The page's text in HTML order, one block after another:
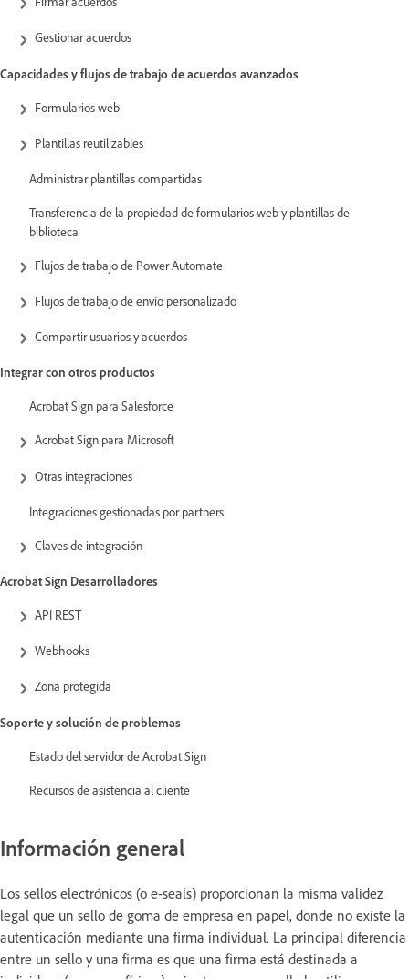
Gestionar acuerdos
Capacidades y flujos de trabajo de acuerdos avanzados
Formularios web
Plantillas reutilizables
Administrar plantillas compartidas
Transferencia de la propiedad de formularios web y plantillas de
biblioteca
Flujos de trabajo de Power Automate
Flujos de trabajo de envío personalizado
Compartir usuarios y acuerdos
Integrar con otros productos
Acrobat Sign para Salesforce
Acrobat Sign para Microsoft
Otras integraciones
Integraciones gestionadas por partners
Claves de integración
Acrobat Sign Desarrolladores
API REST
Webhooks
Zona protegida
Soporte y solución de problemas
Estado del servidor de Acrobat Sign
Recursos de asistencia al cliente
Información general
Los sellos electrónicos (o e-seals) proporcionan la misma validez
legal que un sello de goma de empresa en papel, donde no existe la
autenticación mediante una firma individual. La principal diferencia
entre un sello y una firma es que una firma está destinada a